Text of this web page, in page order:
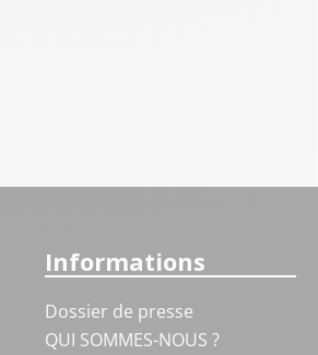
Informations
Dossier de presse
QUI SOMMES-NOUS ?